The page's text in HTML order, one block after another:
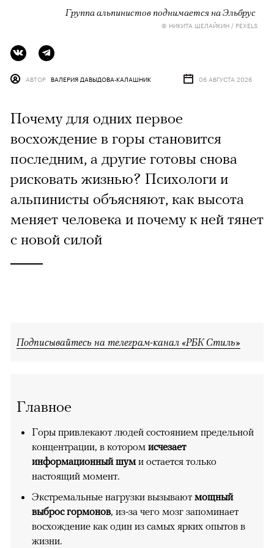
Группа альпинистов поднимается на Эльбрус
© НИКИТА ШЕЛАЙКИН / PEXELS
АВТОР ВАЛЕРИЯ ДАВЫДОВА-КАЛАШНИК 06 АВГУСТА 2026
Почему для одних первое
восхождение в горы становится
последним, а другие готовы снова
рисковать жизнью? Психологи и
альпинисты объясняют, как высота
меняет человека и почему к ней тянет
с новой силой
Подписывайтесь на телеграм-канал «РБК Стиль»
Главное
Горы привлекают людей состоянием предельной
концентрации, в котором исчезает
информационный шуми остается только
настоящий момент.
Экстремальные нагрузки вызывают мощный
выброс гормонов, из-за чего мозг запоминает
восхождение как один из самых ярких опытов в
жизни.